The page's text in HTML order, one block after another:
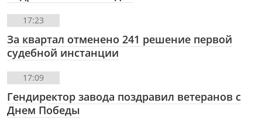
17:23
За квартал отменено 241 решение первой
судебной инстанции
17:09
Гендиректор завода поздравил ветеранов с
Днем Победы